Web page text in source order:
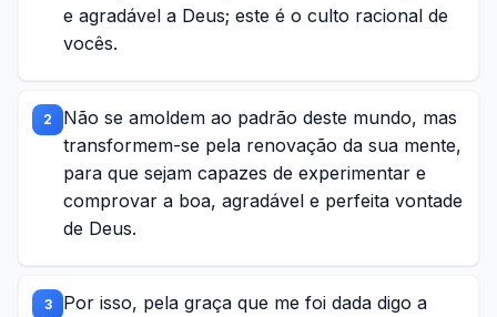
e agradável a Deus; este é o culto racional de
vocês.
2
Não se amoldem ao padrão deste mundo, mas
transformem-se pela renovação da sua mente,
para que sejam capazes de experimentar e
comprovar a boa, agradável e perfeita vontade
de Deus.
3
Por isso, pela graça que me foi dada digo a